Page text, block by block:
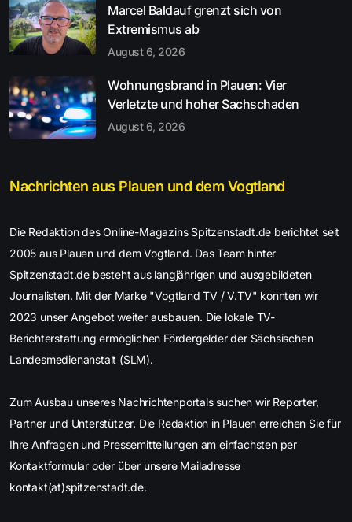
Marcel Baldauf grenzt sich von
Extremismus ab
August 6, 2026
Wohnungsbrand in Plauen: Vier
Verletzte und hoher Sachschaden
August 6, 2026
Nachrichten aus Plauen und dem Vogtland
Die Redaktion des Online-Magazins Spitzenstadt.de berichtet seit
2005 aus Plauen und dem Vogtland. Das Team hinter
Spitzenstadt.de besteht aus langjährigen und ausgebildeten
Journalisten. Mit der Marke "Vogtland TV / V.TV" konnten wir
2023 unser Angebot weiter ausbauen. Die lokale TV-
Berichterstattung ermöglichen Fördergelder der Sächsischen
Landesmedienanstalt (SLM).
Zum Ausbau unseres Nachrichtenportals suchen wir Reporter,
Partner und Unterstützer. Die Redaktion in Plauen erreichen Sie für
Ihre Anfragen und Pressemitteilungen am einfachsten per
Kontaktformular oder über unsere Mailadresse
kontakt(at)spitzenstadt.de.